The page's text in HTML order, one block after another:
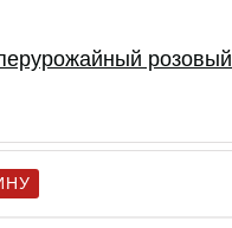
розовый